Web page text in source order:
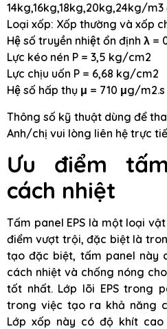
14kg,16kg,18kg,20kg,24kg/
Loại xốp: Xốp thường và xốp
Hệ số truyền nhiệt ổn định λ =
Lực kéo nén P = 3,5 kg/cm2
Lực chịu uốn P = 6,68 kg/cm2
Hệ số hấp thụ μ = 710 μg/m2.s
Thông số kỹ thuật dùng để
Anh/chị vui lòng liên hệ trực
Ưu điểm
cách nhiệt
Tấm panel EPS là một loại
điểm vượt trội, đặc biệt là
tạo đặc biệt, tấm panel này
cách nhiệt và chống nóng
tốt nhất. Lớp lõi EPS trong
trong việc tạo ra khả năng
Lớp xốp này có độ khít